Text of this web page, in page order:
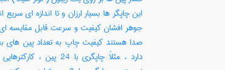
این چاپگر ها بسیار ارزان و تا اندازه ای سریع
جوهر افشان کیفیت و سرعت قابل مقایسه ای
صدا هستند کیفیت چاپ به تعداد پین های
دارد ، مثلاً چاپگری با 24